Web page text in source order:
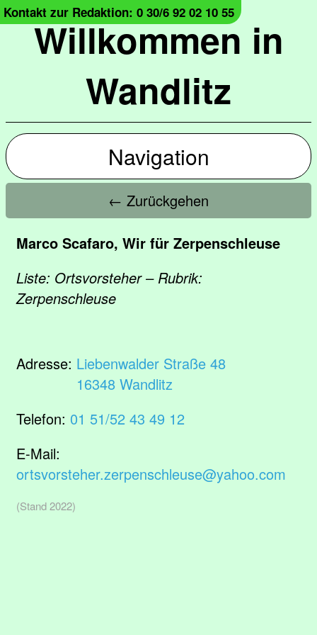
Willkommen in
Wandlitz
Kontakt zur Redaktion: 0 30/6 92 02 10 55
Navigation
← Zurückgehen
Marco Scafaro, Wir für Zerpenschleuse
Liste: Ortsvorsteher – Rubrik:
Zerpenschleuse
Adresse: Liebenwalder Straße 48
16348 Wandlitz
Telefon: 01 51/52 43 49 12
E-Mail:
ortsvorsteher.zerpenschleuse@yahoo.com
(Stand 2022)